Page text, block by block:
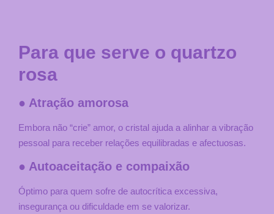
Para que serve o quartzo
rosa
● Atração amorosa
Embora não “crie” amor, o cristal ajuda a alinhar a vibração
pessoal para receber relações equilibradas e afectuosas.
● Autoaceitação e compaixão
Óptimo para quem sofre de autocrítica excessiva,
insegurança ou dificuldade em se valorizar.